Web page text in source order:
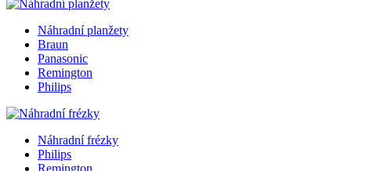
Náhradní planžety
Braun
Panasonic
Remington
Philips
Náhradní frézky
Philips